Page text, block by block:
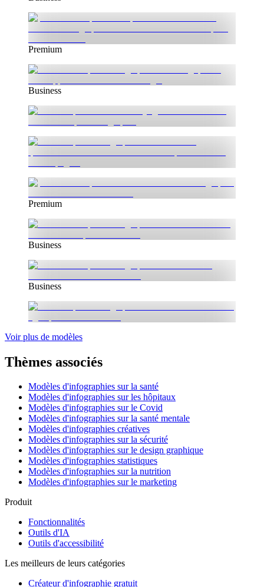
Premium
Business
Premium
Business
Business
Voir plus de modèles
Thèmes associés
Modèles d'infographies sur la santé
Modèles d'infographies sur les hôpitaux
Modèles d'infographies sur le Covid
Modèles d'infographies sur la santé mentale
Modèles d'infographies créatives
Modèles d'infographies sur la sécurité
Modèles d'infographies sur le design graphique
Modèles d'infographies statistiques
Modèles d'infographies sur la nutrition
Modèles d'infographies sur le marketing
Produit
Fonctionnalités
Outils d'IA
Outils d'accessibilité
Les meilleurs de leurs catégories
Créateur d'infographie gratuit